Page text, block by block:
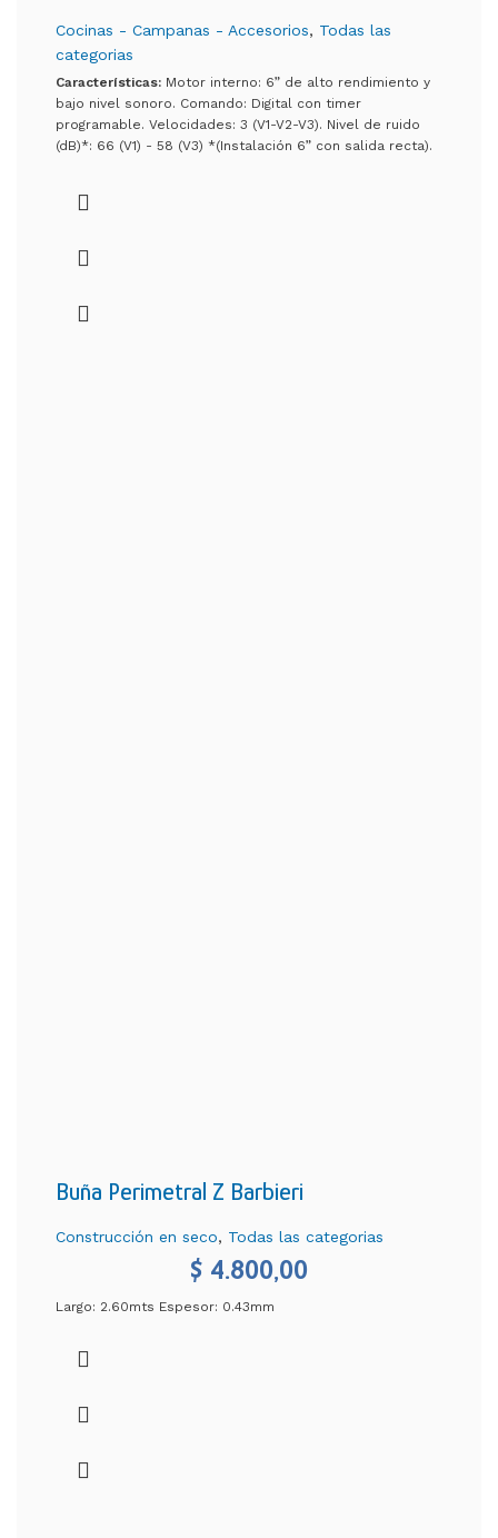
Cocinas - Campanas - Accesorios, Todas las
categorias
Características: Motor interno: 6” de alto rendimiento y
bajo nivel sonoro. Comando: Digital con timer
programable. Velocidades: 3 (V1-V2-V3). Nivel de ruido
(dB)*: 66 (V1) - 58 (V3) *(Instalación 6” con salida recta).
templado. Cubre caño: extensible. Filtro: metálico
600-750-900 mm.
Buña Perimetral Z Barbieri
Construcción en seco, Todas las categorias
$ 4.800,00
Largo: 2.60mts Espesor: 0.43mm